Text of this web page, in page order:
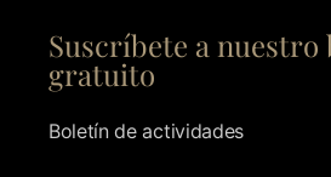
Suscríbete a nuestro
gratuito
Boletín de actividades